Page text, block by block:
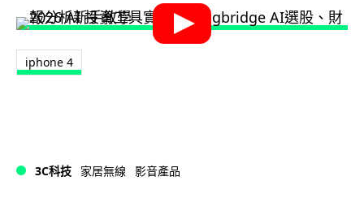
iphone 4
3C科技 家居無線 影音產品